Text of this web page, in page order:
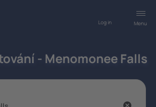
Menu
Log in
- Menomonee Falls